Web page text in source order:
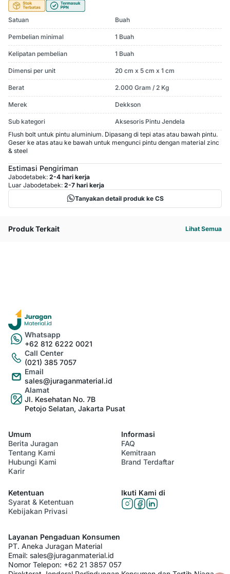
Satuan Buah
Pembelian minimal 1 Buah
Kelipatan pembelian 1 Buah
Dimensi per unit 20 cm x 5 cm x 1 cm
Berat 2.000 Gram / 2 Kg
Merek Dekkson
Sub kategori
Aksesoris Pintu Jendela
Flush bolt untuk pintu aluminium. Dipasang di tepi atas atau bawah pintu.
Geser ke atas atau ke bawah untuk mengunci pintu dengan material zinc
& steel
Estimasi Pengiriman
Jabodetabek: 2-4 hari kerja
Luar Jabodetabek: 2-7 hari kerja
Tanyakan detail produk ke CS
Produk Terkait Lihat Semua
Whatsapp
+62 812 6222 0021
Call Center
(021) 385 7057
Email
sales@juraganmaterial.id
Alamat
Jl. Kesehatan No. 7B
Petojo Selatan, Jakarta Pusat
Umum
Berita Juragan
Tentang Kami
Hubungi Kami
Karir
Informasi
FAQ
Kemitraan
Brand Terdaftar
Ketentuan
Syarat & Ketentuan
Kebijakan Privasi
Ikuti Kami di
Layanan Pengaduan Konsumen
PT. Aneka Juragan Material
Email: sales@juraganmaterial.id
Nomor Telepon: +62 21 3857 057